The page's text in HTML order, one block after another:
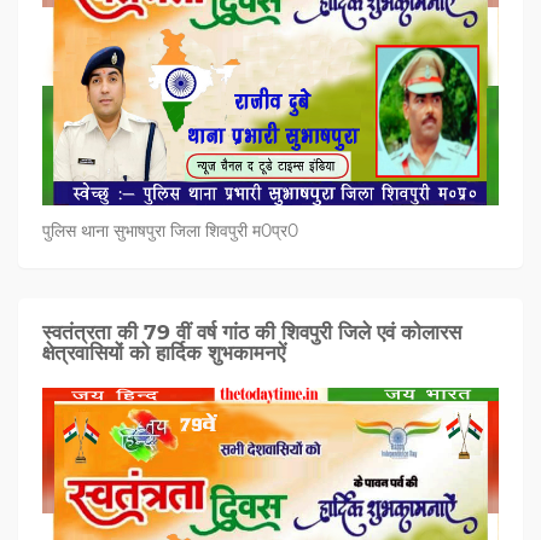
पुलिस थाना सुभाषपुरा जिला शिवपुरी म0प्र0
स्वतंत्रता की 79 वीं वर्ष गांठ की शिवपुरी जिले एवं कोलारस
क्षेत्रवासियों को हार्दिक शुभकामनऐं